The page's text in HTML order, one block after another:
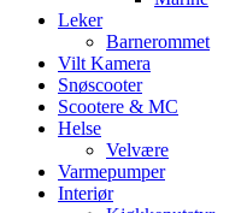
Leker
Barnerommet
Vilt Kamera
Snøscooter
Scootere & MC
Helse
Velvære
Varmepumper
Interiør